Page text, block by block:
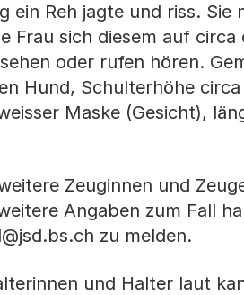
Reh jagte und riss. Sie
Frau sich diesem auf
oder rufen hören.
Hund, Schulterhöhe
Maske (Gesicht),
Zeuginnen und
Angaben zum Fall
zu melden.
und Halter laut